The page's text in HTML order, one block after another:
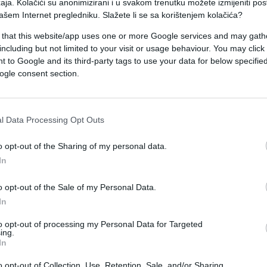
Kolačići su anonimizirani i u svakom trenutku možete izmijeniti
Internet pregledniku. Slažete li se sa korištenjem kolačića?
that this website/app uses one or more Google services and may
but not limited to your visit or usage behaviour. You may
to Google and its third-party tags to use your data for below
consent section.
Data Processing Opt Outs
opt-out of the Sharing of my personal data.
opt-out of the Sale of my Personal Data.
opt-out of processing my Personal Data for Targeted
o boljem životu"dobila izbore, a potom
kriminala, da je "maksimalno zapostavila
srpske privrede".
na sopstvene snage i zaštititi domaću
mogu da kupe našu robu, a ne sa onim
žele da nam utrape bukvalno sve što imaju",